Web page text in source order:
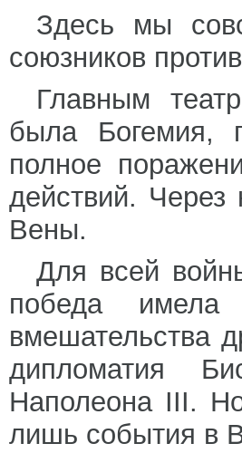
Здесь мы
союзников
Главным
была Богемия,
полное
действий. Через
Вены.
Для всей
победа имела
вмешательства
дипломатия
Наполеона III.
лишь события в